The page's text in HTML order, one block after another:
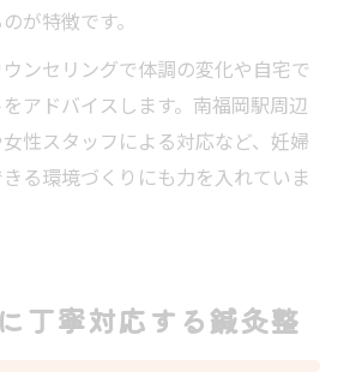
が特徴です。
ンセリングで体調の変化や自宅で
アドバイスします。南福岡駅周辺
性スタッフによる対応など、妊婦
る環境づくりにも力を入れていま
丁寧対応する鍼灸整